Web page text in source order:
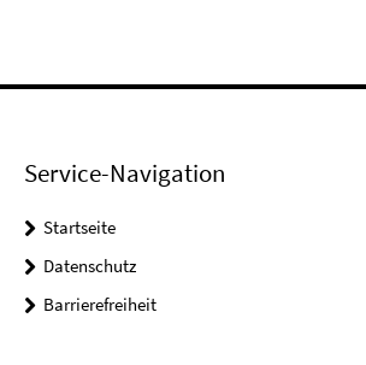
Service-Navigation
Startseite
Datenschutz
Barrierefreiheit